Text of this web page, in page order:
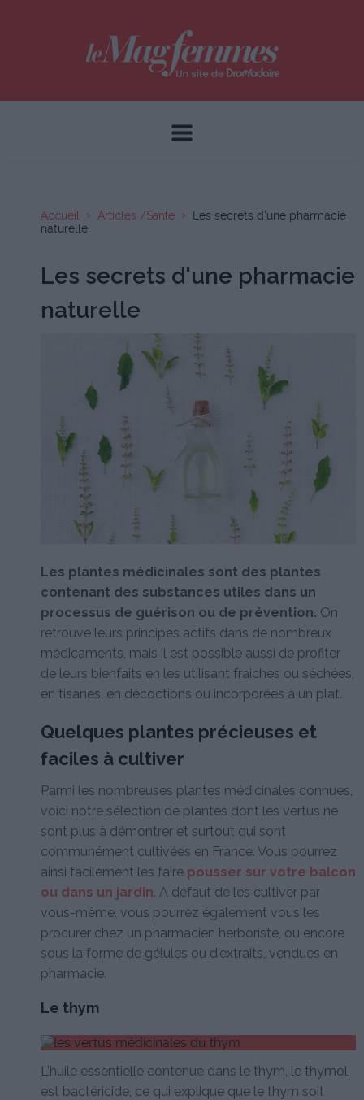
Accueil Articles /Sante
Les secrets d'une pharmacie
naturelle
Les secrets d'une pharmacie
naturelle
Les plantes médicinales sont des plantes
contenant des substances utiles dans un
processus de guérison ou de prévention. On
retrouve leurs principes actifs dans de nombreux
médicaments, mais il est possible aussi de profiter
de leurs bienfaits en les utilisant fraiches ou séchées,
en tisanes, en décoctions ou incorporées à un plat.
Quelques plantes précieuses et
faciles à cultiver
Parmi les nombreuses plantes médicinales connues,
voici notre sélection de plantes dont les vertus ne
sont plus à démontrer et surtout qui sont
communément cultivées en France. Vous pourrez
ainsi facilement les faire pousser sur votre balcon
ou dans un jardin. A défaut de les cultiver par
vous-même, vous pourrez également vous les
procurer chez un pharmacien herboriste, ou encore
sous la forme de gélules ou d'extraits, vendues en
pharmacie.
Le thym
L'huile essentielle contenue dans le thym, le thymol,
est bactéricide, ce qui explique que le thym soit